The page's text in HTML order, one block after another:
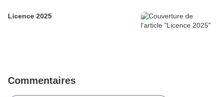
Licence 2025
Commentaires